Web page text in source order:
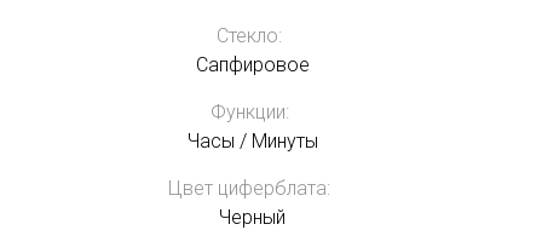
Стекло:
Сапфировое
Функции:
Часы / Минуты
Цвет циферблата:
Черный